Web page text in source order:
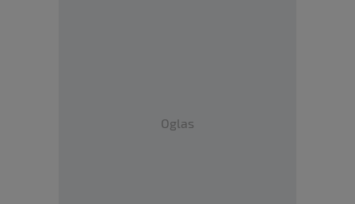
Oglas